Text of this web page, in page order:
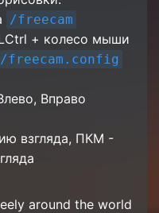
/freecam
+ колесо мыши
/freecam.config
Вправо
взгляда, ПКМ -
around the world